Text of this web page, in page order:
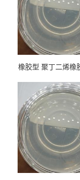
橡胶型 聚丁二烯橡
性